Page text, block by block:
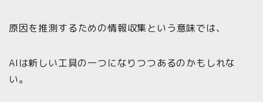
原因を推測するための情報収集という意味では、
AIは新しい工具の一つになりつつあるのかもしれな
い。